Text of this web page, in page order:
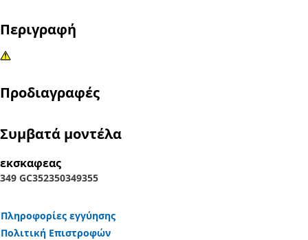
Περιγραφή
Προδιαγραφές
Συμβατά μοντέλα
εκσκαφεας
349 GC352350349355
Πληροφορίες εγγύησης
Πολιτική Επιστροφών